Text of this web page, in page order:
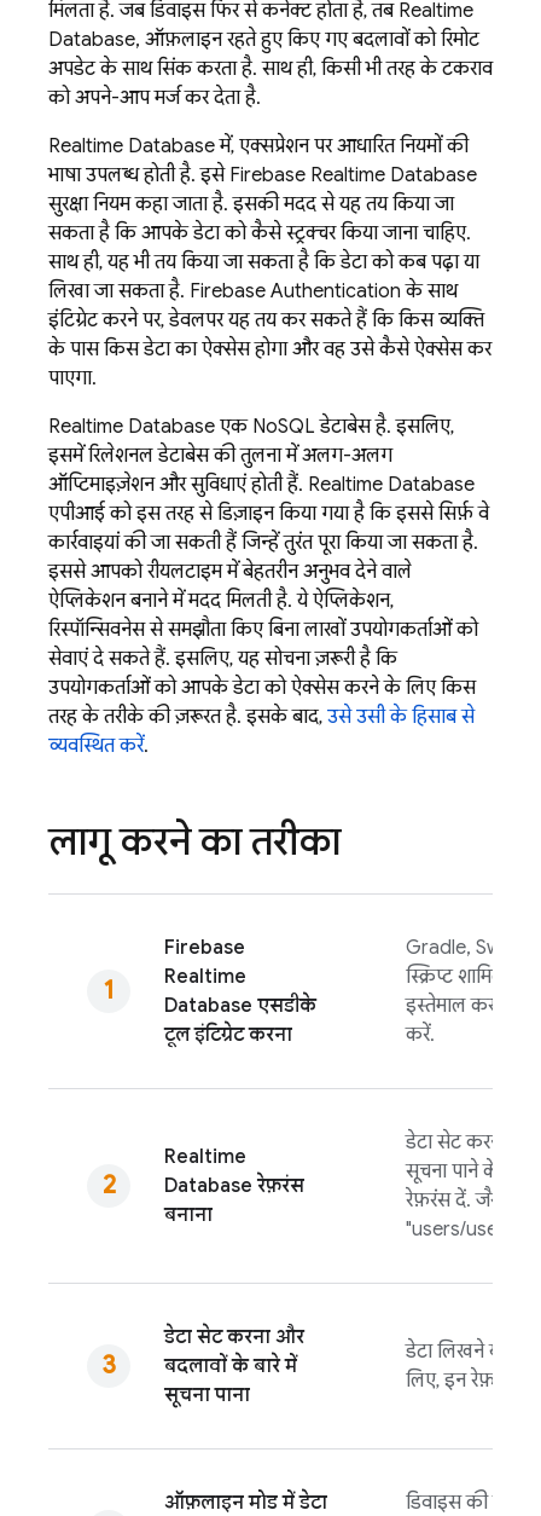
मिलता है. जब डिवाइस फिर से कनेक्ट होता है, तब Realtime
Database, ऑफ़लाइन रहते हुए किए गए बदलावों को रिमोट
अपडेट के साथ सिंक करता है. साथ ही, किसी भी तरह के टकराव
को अपने-आप मर्ज कर देता है.
Realtime Databaseमें, एक्सप्रेशन पर आधारित नियमों की
भाषा उपलब्ध होती है. इसे Firebase Realtime Database
सुरक्षा नियम कहा जाता है. इसकी मदद से यह तय किया जा
सकता है कि आपके डेटा को कैसे स्ट्रक्चर किया जाना चाहिए.
साथ ही, यह भी तय किया जा सकता है कि डेटा को कब पढ़ा या
लिखा जा सकता है. Firebase Authentication के साथ
इंटिग्रेट करने पर, डेवलपर यह तय कर सकते हैं कि किस व्यक्ति
के पास किस डेटा का ऐक्सेस होगा और वह उसे कैसे ऐक्सेस कर
पाएगा.
Realtime Database एक NoSQL डेटाबेस है. इसलिए,
इसमें रिलेशनल डेटाबेस की तुलना में अलग-अलग
ऑप्टिमाइज़ेशन और सुविधाएं होती हैं. Realtime Database
एपीआई को इस तरह से डिज़ाइन किया गया है कि इससे सिर्फ़ वे
कार्रवाइयां की जा सकती हैं जिन्हें तुरंत पूरा किया जा सकता है.
इससे आपको रीयलटाइम में बेहतरीन अनुभव देने वाले
ऐप्लिकेशन बनाने में मदद मिलती है. ये ऐप्लिकेशन,
रिस्पॉन्सिवनेस से समझौता किए बिना लाखों उपयोगकर्ताओं को
सेवाएं दे सकते हैं. इसलिए, यह सोचना ज़रूरी है कि
उपयोगकर्ताओं को आपके डेटा को ऐक्सेस करने के लिए किस
तरह के तरीके की ज़रूरत है. इसके बाद, उसे उसी के हिसाब से
व्यवस्थित करें.
लागू करने का तरीका
Firebase
Realtime
Database एसडीके
टूल इंटिग्रेट करना
Gradle, Swift
स्क्रिप्ट शामिल
इस्तेमाल करके,
करें.
Realtime
Database रेफ़रंस
बनाना
डेटा सेट करने या
सूचना पाने के
रेफ़रंस दें. जैसे,
"users/
डेटा सेट करना और
बदलावों के बारे में
सूचना पाना
डेटा लिखने या
लिए, इन रेफ़रंस
ऑफ़लाइन मोड में डेटा
डिवाइस की